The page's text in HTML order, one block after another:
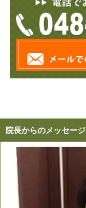
院長からのメッセージ